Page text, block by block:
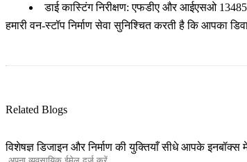
डाई कास्टिंग निरीक्षण: एफडीए और आईएसओ 13485
हमारीवन-स्टॉप निर्माण सेवासुनिश्चित करती है कि आपका
Related Blogs
विशेषज्ञ डिजाइन और निर्माण की युक्तियाँ सीधे आपके